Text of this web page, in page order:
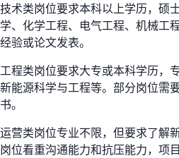
技术类岗位要求本科以上学历，硕
学、化学工程、电气工程、机械工
经验或论文发表。
工程类岗位要求大专或本科学历，
新能源科学与工程等。部分岗位需
书。
运营类岗位专业不限，但要求了解
岗位看重沟通能力和抗压能力，项